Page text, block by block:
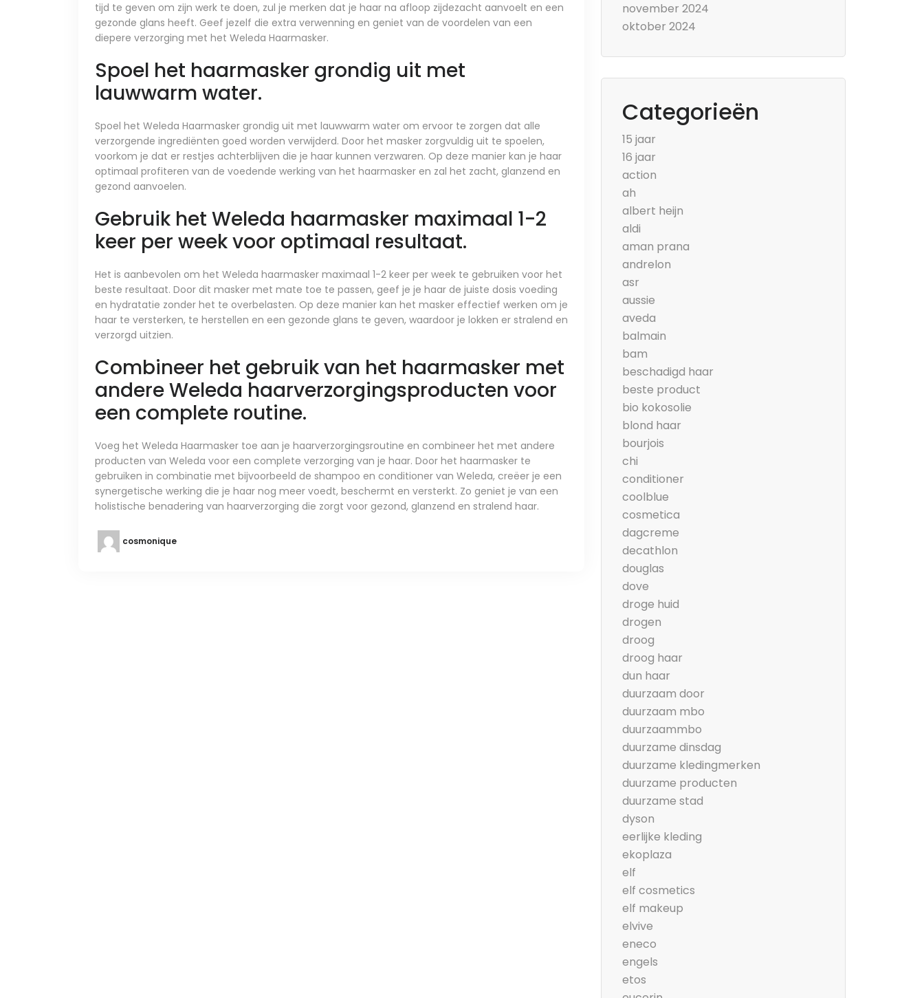
tijd te geven om zijn werk te doen, zul je merken dat je haar na afloop zijdezacht aanvoelt en een
gezonde glans heeft. Geef jezelf die extra verwenning en geniet van de voordelen van een
diepere verzorging met het Weleda Haarmasker.
Spoel het haarmasker grondig uit met
lauwwarm water.
Spoel het Weleda Haarmasker grondig uit met lauwwarm water om ervoor te zorgen dat alle
verzorgende ingrediënten goed worden verwijderd. Door het masker zorgvuldig uit te spoelen,
voorkom je dat er restjes achterblijven die je haar kunnen verzwaren. Op deze manier kan je haar
optimaal profiteren van de voedende werking van het haarmasker en zal het zacht, glanzend en
gezond aanvoelen.
Gebruik het Weleda haarmasker maximaal 1-2
keer per week voor optimaal resultaat.
Het is aanbevolen om het Weleda haarmasker maximaal 1-2 keer per week te gebruiken voor het
beste resultaat. Door dit masker met mate toe te passen, geef je je haar de juiste dosis voeding
en hydratatie zonder het te overbelasten. Op deze manier kan het masker effectief werken om je
haar te versterken, te herstellen en een gezonde glans te geven, waardoor je lokken er stralend en
verzorgd uitzien.
Combineer het gebruik van het haarmasker met
andere Weleda haarverzorgingsproducten voor
een complete routine.
Voeg het Weleda Haarmasker toe aan je haarverzorgingsroutine en combineer het met andere
producten van Weleda voor een complete verzorging van je haar. Door het haarmasker te
gebruiken in combinatie met bijvoorbeeld de shampoo en conditioner van Weleda, creëer je een
synergetische werking die je haar nog meer voedt, beschermt en versterkt. Zo geniet je van een
holistische benadering van haarverzorging die zorgt voor gezond, glanzend en stralend haar.
cosmonique
november 2024
oktober 2024
Categorieën
15 jaar
16 jaar
action
ah
albert heijn
aldi
aman prana
andrelon
asr
aussie
aveda
balmain
bam
beschadigd haar
beste product
bio kokosolie
blond haar
bourjois
chi
conditioner
coolblue
cosmetica
dagcreme
decathlon
douglas
dove
droge huid
drogen
droog
droog haar
dun haar
duurzaam door
duurzaam mbo
duurzaammbo
duurzame dinsdag
duurzame kledingmerken
duurzame producten
duurzame stad
dyson
eerlijke kleding
ekoplaza
elf
elf cosmetics
elf makeup
elvive
eneco
engels
etos